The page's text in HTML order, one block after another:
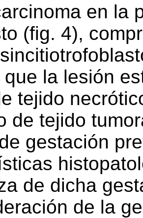
en la
(fig. 4),
la lesión
tejido
de tejido
gestación
de dicha
de la